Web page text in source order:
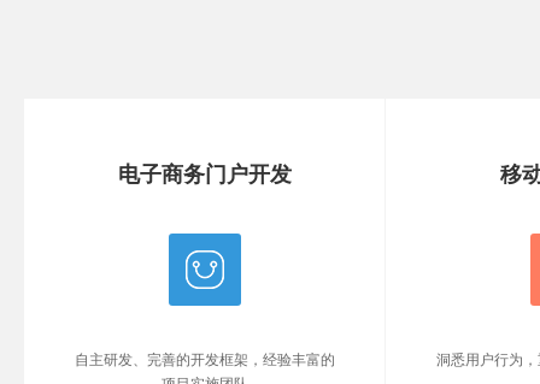
移动APP开发
洞悉用户行为，重视情怀，专注细节，简
行
高效的市场信